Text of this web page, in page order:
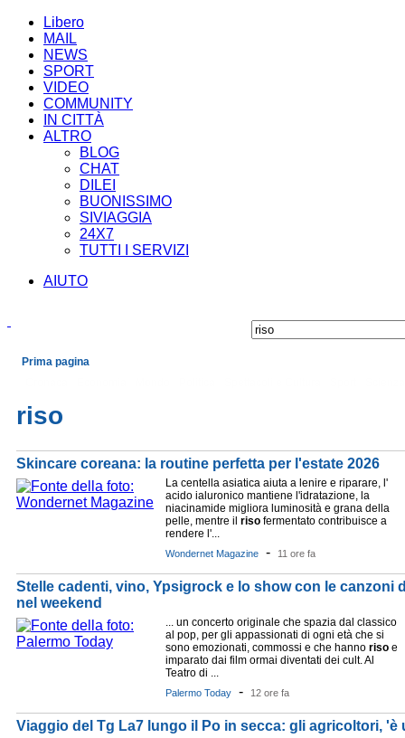
Libero
MAIL
NEWS
SPORT
VIDEO
COMMUNITY
IN CITTÀ
ALTRO
BLOG
CHAT
DILEI
BUONISSIMO
SIVIAGGIA
24X7
TUTTI I SERVIZI
AIUTO
Prima pagina
riso
Skincare coreana: la routine perfetta per l'estate 2026
La centella asiatica aiuta a lenire e riparare, l'
acido ialuronico mantiene l'idratazione, la
niacinamide migliora luminosità e grana della
pelle, mentre il riso fermentato contribuisce a
rendere l'...
Wondernet Magazine - 11 ore fa
Stelle cadenti, vino, Ypsigrock e lo show con le canzoni
nel weekend
... un concerto originale che spazia dal classico
al pop, per gli appassionati di ogni età che si
sono emozionati, commossi e che hanno riso e
imparato dai film ormai diventati dei cult. Al
Teatro di ...
Palermo Today - 12 ore fa
Viaggio del Tg La7 lungo il Po in secca: gli agricoltori, 'è